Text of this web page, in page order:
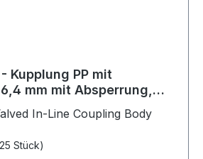
Kupplung PP mit
mm mit Absperrung,
In-Line Coupling Body
Stück)